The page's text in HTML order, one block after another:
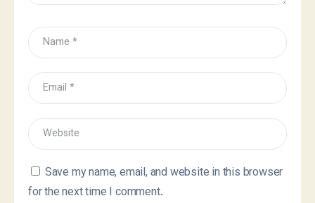
Save my name, email, and website in this browser
for the next time I comment.